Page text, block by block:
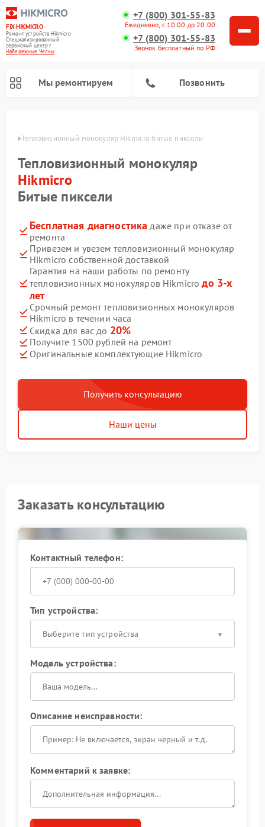
FIX-HIKMICRO
Ремонт устройств Hikmicro
Специализированный
cервисный центр г.
Набережные Челны
+7 (800) 301-55-83
Ежедневно, с 10:00 до 20:00
+7 (800) 301-55-83
Звонок бесплатный по РФ
Мы ремонтируем Позвонить
Тепловизионный монокуляр Hikmicro битые пиксели
Тепловизионный монокуляр
Hikmicro
Битые пиксели
Бесплатная диагностика даже при отказе от
ремонта
Привезем и увезем тепловизионный монокуляр
Hikmicro собственной доставкой
Гарантия на наши работы по ремонту
тепловизионных монокуляров Hikmicroдо 3-х
лет
Срочный ремонт тепловизионных монокуляров
Hikmicro в течении часа
Скидка для вас до 20%
Получите 1500 рублей на ремонт
Оригинальные комплектующие Hikmicro
Получить консультацию
Наши цены
Заказать консультацию
Контактный телефон:
Тип устройства:
Выберите тип устройства
Модель устройства:
Описание неисправности:
Комментарий к заявке: